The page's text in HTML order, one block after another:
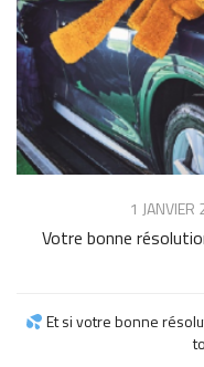
1 JANVIER
Votre bonne
Et si votre bonne